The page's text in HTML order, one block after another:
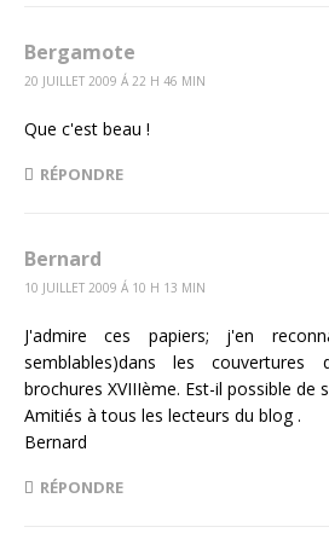
Bergamote
20 JUILLET 2009 Á 22 H 46 MIN
Que c'est beau !
RÉPONDRE
Bernard
10 JUILLET 2009 Á 10 H 13 MIN
J'admire ces papiers; j'en
semblables)dans les
brochures XVIIIème. Est-il possible de
Amitiés à tous les lecteurs du blog .
Bernard
RÉPONDRE